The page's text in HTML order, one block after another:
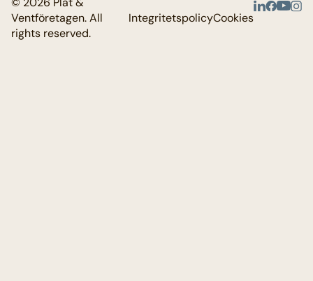
Ventföretagen. All
rights reserved.
IntegritetspolicyCookies